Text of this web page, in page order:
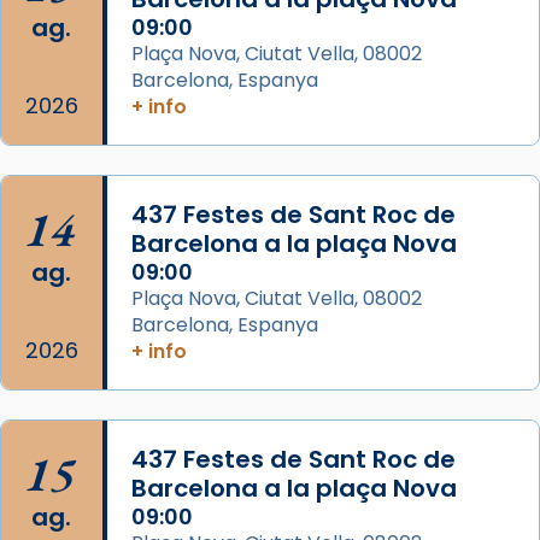
del Sant Pare Lleó XIV a Barcelona, i als
col·laboradors, a la Catedral de Barcelona.
L’arquebisbe de Barcelona, el cardenal Joan
📸 Dr. G. Simón
Photo
View on Facebook · Share
Memòria de les santes Juliana i
Semproniana, verges i màrtirs.
Acompanyant la història de sant Cugat, a
ag.
2026
09:00
Plaça Nova, Ciutat Vella, 08002
Barcelona, Espanya
+ info
14
ag.
2026
437 Festes de Sant Roc de
Barcelona a la plaça Nova
09:00
Plaça Nova, Ciutat Vella, 08002
Barcelona, Espanya
+ info
15
ag.
437 Festes de Sant Roc de
Barcelona a la plaça Nova
09:00